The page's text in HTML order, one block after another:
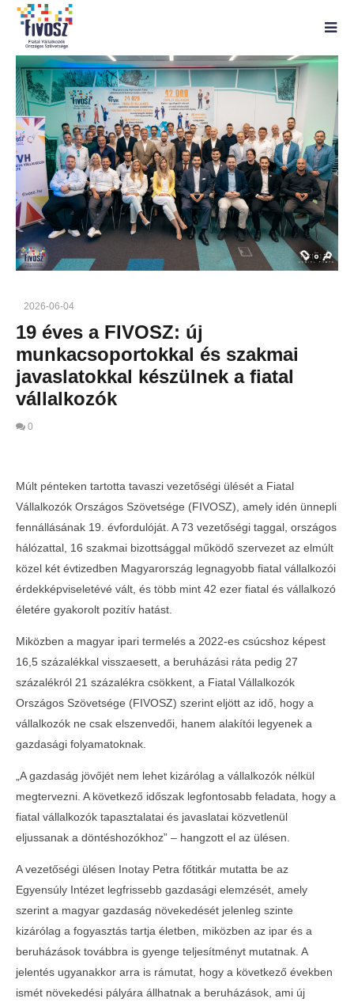
2026-06-04
19 éves a FIVOSZ: új
munkacsoportokkal és szakmai
javaslatokkal készülnek a fiatal
vállalkozók
0
MOST NÉZED
19 éves a FIVOSZ: új munkacsoportokkal
06-04
Múlt pénteken tartotta tavaszi vezetőségi ülését a Fiatal
Vállalkozók Országos Szövetsége (FIVOSZ), amely idén ünnepli
fennállásának 19. évfordulóját. A 73 vezetőségi taggal, országos
hálózattal, 16 szakmai bizottsággal működő szervezet az elmúlt
közel két évtizedben Magyarország legnagyobb fiatal vállalkozói
érdekképviseletévé vált, és több mint 42 ezer fiatal és vállalkozó
életére gyakorolt pozitív hatást.
Miközben a magyar ipari termelés a 2022-es csúcshoz képest
16,5 százalékkal visszaesett, a beruházási ráta pedig 27
százalékról 21 százalékra csökkent, a Fiatal Vállalkozók
Országos Szövetsége (FIVOSZ) szerint eljött az idő, hogy a
vállalkozók ne csak elszenvedői, hanem alakítói legyenek a
gazdasági folyamatoknak.
„A gazdaság jövőjét nem lehet kizárólag a vállalkozók nélkül
megtervezni. A következő időszak legfontosabb feladata, hogy a
fiatal vállalkozók tapasztalatai és javaslatai közvetlenül
eljussanak a döntéshozókhoz” – hangzott el az ülésen.
A vezetőségi ülésen Inotay Petra főtitkár mutatta be az
Egyensúly Intézet legfrissebb gazdasági elemzését, amely
szerint a magyar gazdaság növekedését jelenleg szinte
kizárólag a fogyasztás tartja életben, miközben az ipar és a
beruházások továbbra is gyenge teljesítményt mutatnak. A
jelentés ugyanakkor arra is rámutat, hogy a következő években
ismét növekedési pályára állhatnak a beruházások, ami új